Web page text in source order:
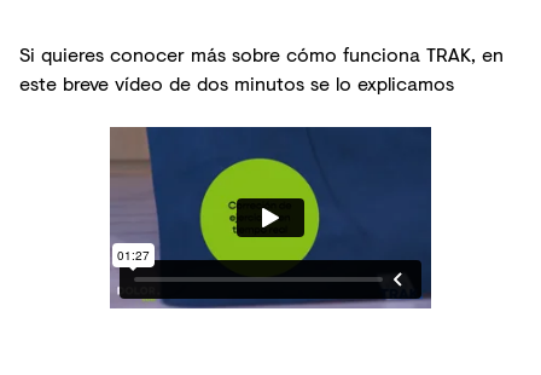
Si quieres conocer más sobre cómo funciona TRAK, en
este breve vídeo de dos minutos se lo explicamos